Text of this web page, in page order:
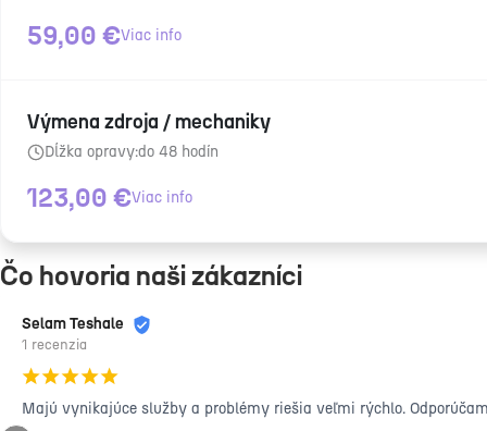
59,00 €Viac info
Výmena zdroja / mechaniky
Dĺžka opravy:do 48 hodín
123,00 €Viac info
Čo hovoria naši zákazníci
Selam Teshale
1 recenzia
¡¡¡¡¡
Majú vynikajúce služby a problémy riešia veľmi rýchlo.